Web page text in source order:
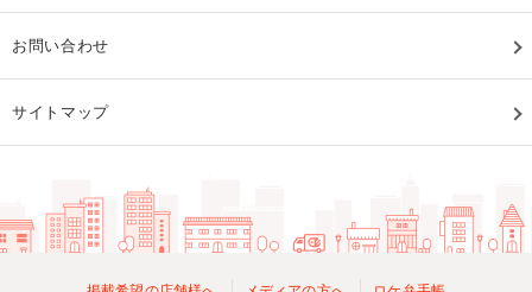
お問い合わせ
サイトマップ